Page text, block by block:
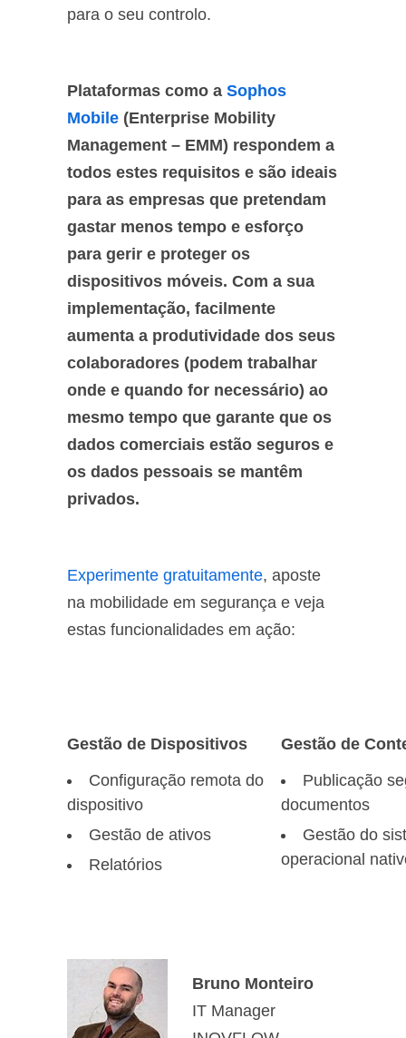
para o seu controlo.
Plataformas como a Sophos
Mobile (Enterprise Mobility
Management – EMM) respondem a
todos estes requisitos e são ideais
para as empresas que pretendam
gastar menos tempo e esforço
para gerir e proteger os
dispositivos móveis. Com a sua
implementação, facilmente
aumenta a produtividade dos seus
colaboradores (podem trabalhar
onde e quando for necessário) ao
mesmo tempo que garante que os
dados comerciais estão seguros e
os dados pessoais se mantêm
privados.
Experimente gratuitamente, aposte
na mobilidade em segurança e veja
estas funcionalidades em ação:
Gestão de Dispositivos
Configuração remota do
dispositivo
Gestão de ativos
Relatórios
Gestão de
Publicação
documentos
Gestão do
operacional
Bruno Monteiro
IT Manager